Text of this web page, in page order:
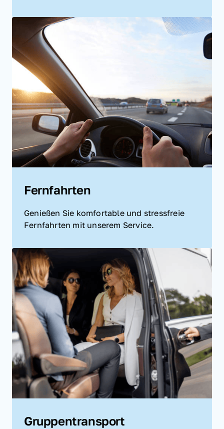
Fernfahrten
Genießen Sie komfortable und stressfreie
Fernfahrten mit unserem Service.
Gruppentransport